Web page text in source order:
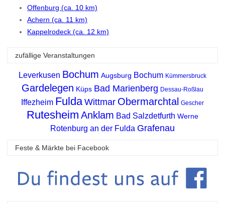
Offenburg (ca. 10 km)
Achern (ca. 11 km)
Kappelrodeck (ca. 12 km)
zufällige Veranstaltungen
Leverkusen Bochum Augsburg Bochum Kümmersbruck
Gardelegen Küps Bad Marienberg Dessau-Roßlau
Iffezheim Fulda Wittmar Obermarchtal Gescher
Rutesheim Anklam Bad Salzdetfurth Werne
Rotenburg an der Fulda Grafenau
Feste & Märkte bei Facebook